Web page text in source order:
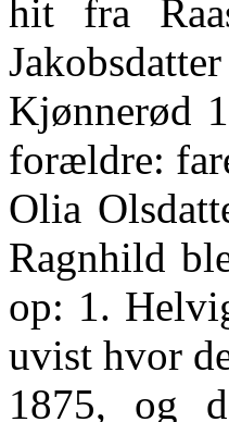
hit fra
Kjønnerød
forældre:
Olia
Ragnhild
op: 1.
uvist hvor
1875, og